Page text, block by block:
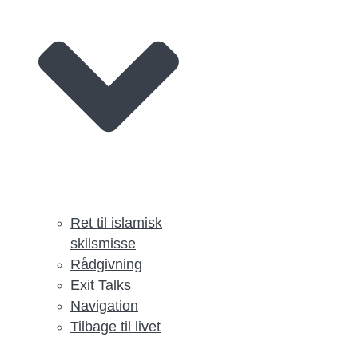
Ret til islamisk
skilsmisse
Rådgivning
Exit Talks
Navigation
Tilbage til livet